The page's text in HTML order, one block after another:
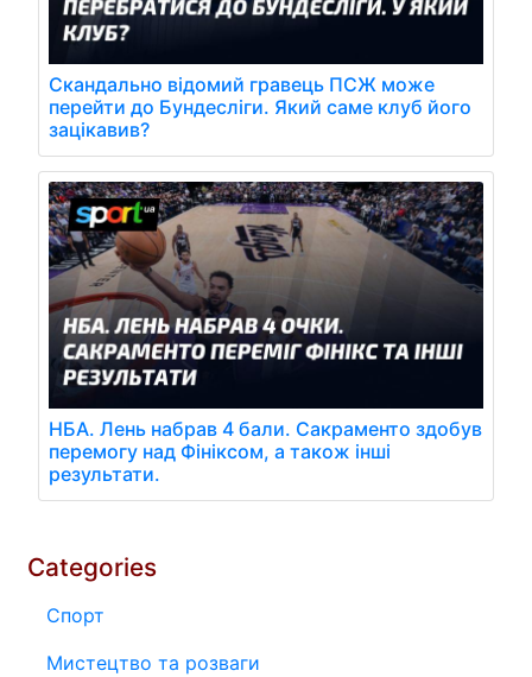
Скандально відомий гравець ПСЖ може
перейти до Бундесліги. Який саме клуб його
зацікавив?
НБА. Лень набрав 4 бали. Сакраменто здобув
перемогу над Фініксом, а також інші
результати.
Categories
Спорт
Мистецтво та розваги